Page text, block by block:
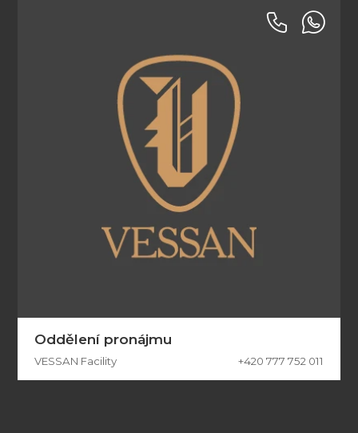
Oddělení pronájmu
VESSAN Facility +420 777 752 011